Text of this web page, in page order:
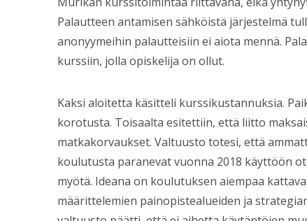
Palautteen antamisen sähköistä järjestelmä
anonyymeihin palautteisiin ei aiota mennä.
kurssiin, jolla opiskelija on ollut.
Kaksi aloitetta käsitteli kurssikustannuksia.
korotusta. Toisaalta esitettiin, että liitto
matkakorvaukset. Valtuusto totesi, että
koulutusta paranevat vuonna 2018 käyttöön
myötä. Ideana on koulutuksen aiempaa
määrittelemien painopistealueiden ja